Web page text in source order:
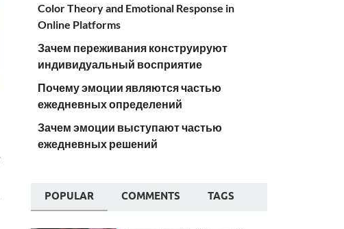
Color Theory and Emotional Response in
Online Platforms
Зачем переживания конструируют
индивидуальный восприятие
Почему эмоции являются частью
ежедневных определений
Зачем эмоции выступают частью
ежедневных решений
POPULAR COMMENTS TAGS